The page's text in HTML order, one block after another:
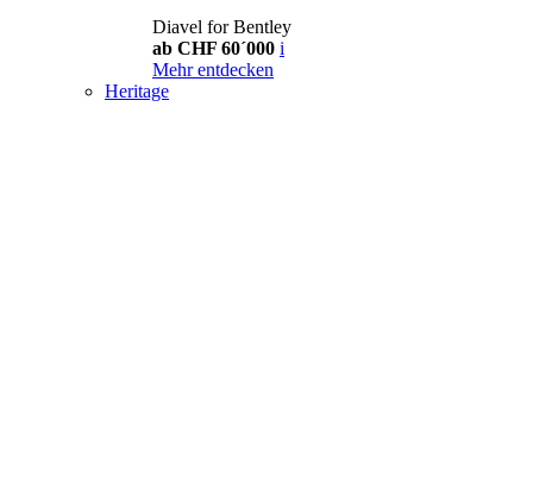
Diavel for Bentley
ab CHF 60´000 i
Mehr entdecken
Heritage